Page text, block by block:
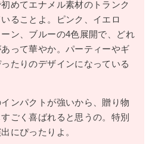
めてエナメル素材のトランク
ることよ。ピンク、イエロ
ン、ブルーの4色展開で、どれ
あって華やか。パーティーやギ
たりのデザインになっている
インパクトが強いから、贈り物
ごく喜ばれると思うの。特別
にぴったりよ。